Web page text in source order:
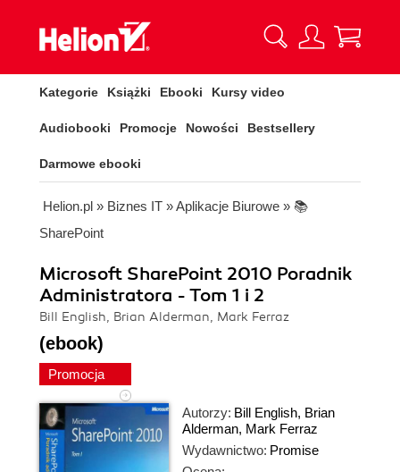
Kategorie Książki Ebooki Kursy video
Audiobooki Promocje Nowości Bestsellery
Darmowe ebooki
Helion.pl » Biznes IT »Aplikacje Biurowe » 📚
SharePoint
Microsoft SharePoint 2010 Poradnik
Administratora - Tom 1 i 2
Bill English, Brian Alderman, Mark Ferraz
(ebook)
Promocja
Autorzy: Bill English, Brian
Alderman, Mark Ferraz
Wydawnictwo: Promise